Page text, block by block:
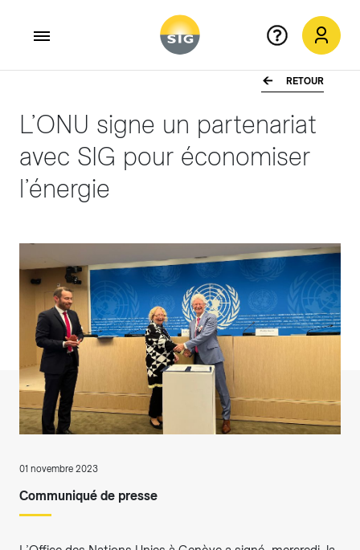
RETOUR
L’ONU signe un partenariat
avec SIG pour économiser
l’énergie
01 novembre 2023
Communiqué de presse